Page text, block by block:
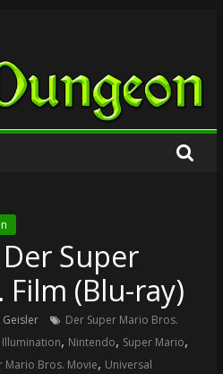
Super
Film (Blu-ray)
Der Super Mario Bros.
Illumination, Nintendo, Super Mario,
Mario Bros. Movie, Universal